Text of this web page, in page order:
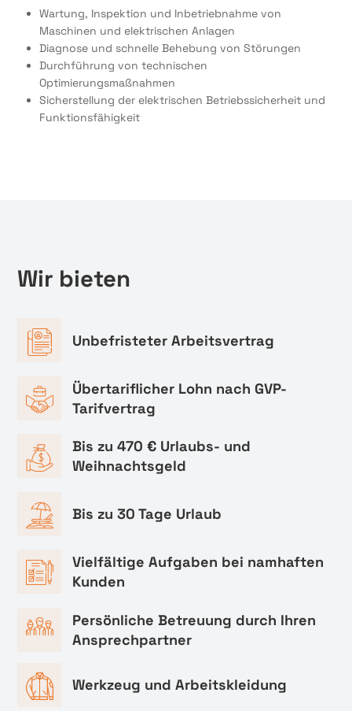
Wartung, Inspektion und Inbetriebnahme von
Maschinen und elektrischen Anlagen
Diagnose und schnelle Behebung von Störungen
Durchführung von technischen
Optimierungsmaßnahmen
Sicherstellung der elektrischen Betriebssicherheit und
Funktionsfähigkeit
Wir bieten
Unbefristeter Arbeitsvertrag
Übertariflicher Lohn nach GVP-
Tarifvertrag
Bis zu 470 € Urlaubs- und
Weihnachtsgeld
Bis zu 30 Tage Urlaub
Vielfältige Aufgaben bei namhaften
Kunden
Persönliche Betreuung durch Ihren
Ansprechpartner
Werkzeug und Arbeitskleidung